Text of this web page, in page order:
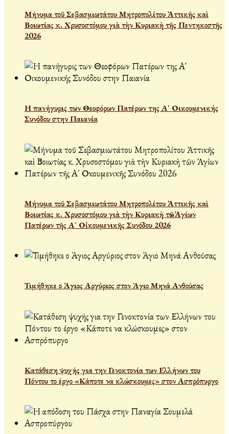
Μήνυμα τοῦ Σεβασμιωτάτου Μητροπολίτου Ἀττικῆς καὶ
Βοιωτίας κ. Χρυσοστόμου γιὰ τὴν Κυριακὴ τῆς Πεντηκοστῆς
2026
Η πανήγυρις των Θεοφόρων Πατέρων της Α' Οικουμενικής
Συνόδου στην Παιανία
Μήνυμα τοῦ Σεβασμιωτάτου Μητροπολίτου Ἀττικῆς καὶ
Βοιωτίας κ. Χρυσοστόμου γιὰ τὴν Κυριακὴ τῶν Ἁγίων
Πατέρων τῆς Α´ Οἰκουμενικῆς Συνόδου 2026
Τιμήθηκε ο Άγιος Αργύριος στον Άγιο Μηνά Ανθούσας
Κατάθεση ψυχής για την Γενοκτονία των Ελλήνων του
Πόντου το έργο «Κάποτε να κλώσκουμες» στον Ασπρόπυργο